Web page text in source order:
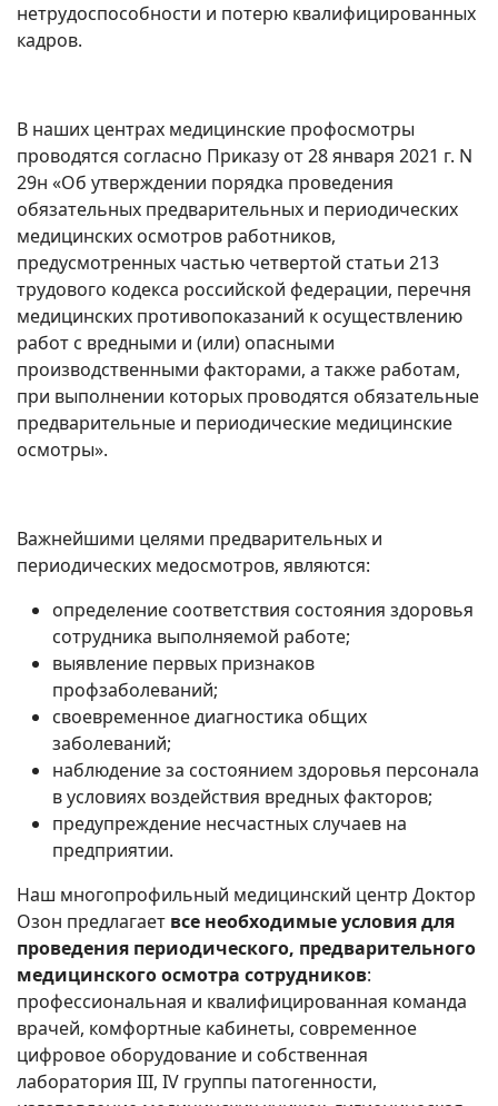
нетрудоспособности и потерю квалифицированных
кадров.
В наших центрах медицинские профосмотры
проводятся согласно Приказу от 28 января 2021 г. N
29н «Об утверждении порядка проведения
обязательных предварительных и периодических
медицинских осмотров работников,
предусмотренных частью четвертой статьи 213
трудового кодекса российской федерации, перечня
медицинских противопоказаний к осуществлению
работ с вредными и (или) опасными
производственными факторами, а также работам,
при выполнении которых проводятся обязательные
предварительные и периодические медицинские
осмотры».
Важнейшими целями предварительных и
периодических медосмотров, являются:
определение соответствия состояния здоровья
сотрудника выполняемой работе;
выявление первых признаков
профзаболеваний;
своевременное диагностика общих
заболеваний;
наблюдение за состоянием здоровья персонала
в условиях воздействия вредных факторов;
предупреждение несчастных случаев на
предприятии.
Наш многопрофильный медицинский центр Доктор
Озон предлагает все необходимые условия для
проведения периодического, предварительного
медицинского осмотра сотрудников:
профессиональная и квалифицированная команда
врачей, комфортные кабинеты, современное
цифровое оборудование и собственная
лаборатория III, IV группы патогенности,